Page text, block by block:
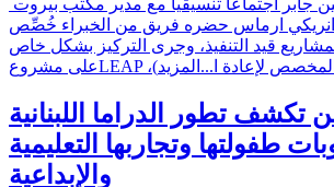
انريكي ارماس حضره فريق من الخبراء خُصِّص
قيد التنفيذ، وجرى التركيز بشكل خاص
على مشروعLEAP ،(المخصص لإعادة ا... المزيد
تطور الدراما اللبنانية
طفولتها وتجاربها التعليمية
والإبداعية